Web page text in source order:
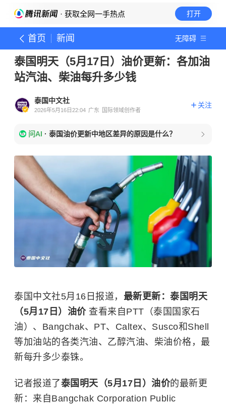
· 获取全网一手热点 打开
首页 新闻 无障碍
泰国明天（5月17日）油价更新：各加油
站汽油、柴油每升多少钱
泰国中文社
2026年5月16日22:04 广东 国际领域创作者
关注
问AI · 泰国油价更新中地区差异的原因是什么？
泰国中文社5月16日报道， 最新更新：泰国明天
（5月17日）油价查看来自PTT（泰国国家石
油）、Bangchak、PT、Caltex、Susco和Shell
等加油站的各类汽油、乙醇汽油、柴油价格，最
新每升多少泰铢。
记者报道了泰国明天（5月17日）油价的最新更
新：来自Bangchak Corporation Public